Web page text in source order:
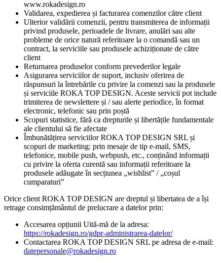
www.rokadesign.ro
Validarea, expedierea și facturarea comenzilor către client
Ulterior validării comenzii, pentru transmiterea de informații
privind produsele, perioadele de livrare, anulări sau alte
probleme de orice natură referitoare la o comandă sau un
contract, la serviciile sau produsele achiziționate de către
client
Returnarea produselor conform prevederilor legale
Asigurarea serviciilor de suport, inclusiv oferirea de
răspunsuri la întrebările cu privire la comenzi sau la produsele
și serviciile ROKA TOP DESIGN. Aceste servicii pot include
trimiterea de newslettere și / sau alerte periodice, în format
electronic, telefonic sau prin poștă
Scopuri statistice, fără ca drepturile și libertățile fundamentale
ale clientului să fie afectate
Îmbunătățirea serviciilor ROKA TOP DESIGN SRL și
scopuri de marketing: prin mesaje de tip e-mail, SMS,
telefonice, mobile push, webpush, etc., conținând informații
cu privire la oferta curentă sau informații referitoare la
produsele adăugate în secțiunea „wishlist” / „coșul
cumparaturi”
Orice client ROKA TOP DESIGN are dreptul și libertatea de a își
retrage consimțământul de prelucrare a datelor prin:
Accesarea opțiunii Uită-mă de la adresa:
https://rokadesign.ro/gdpr-administrarea-datelor/
Contactarea ROKA TOP DESIGN SRL pe adresa de e-mail:
datepersonale@rokadesign.ro